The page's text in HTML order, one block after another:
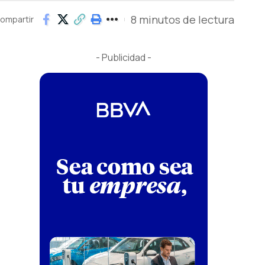
8 minutos de lectura
- Publicidad -